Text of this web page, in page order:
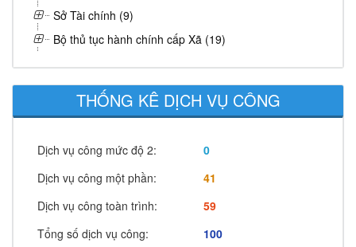
Sở Tài chính (9)
Bộ thủ tục hành chính cấp Xã (19)
THỐNG KÊ DỊCH VỤ CÔNG
Dịch vụ công mức độ 2:
0
Dịch vụ công một phần:
41
Dịch vụ công toàn trình:
59
Tổng số dịch vụ công:
100